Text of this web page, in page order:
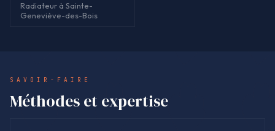
Radiateur à Sainte-
Geneviève-des-Bois
SAVOIR-FAIRE
Méthodes et expertise